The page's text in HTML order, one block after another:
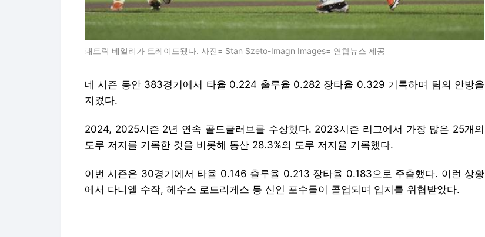
패트릭 베일리가 트레이드됐다. 사진= Stan Szeto-Imagn Images= 연합뉴스 제공
네 시즌 동안 383경기에서 타율 0.224 출루율 0.282 장타율 0.329 기록하며 팀의 안방을
지켰다.
2024, 2025시즌 2년 연속 골드글러브를 수상했다. 2023시즌 리그에서 가장 많은 25개의
도루 저지를 기록한 것을 비롯해 통산 28.3%의 도루 저지율 기록했다.
이번 시즌은 30경기에서 타율 0.146 출루율 0.213 장타율 0.183으로 주춤했다. 이런 상황
에서 다니엘 수작, 헤수스 로드리게스 등 신인 포수들이 콜업되며 입지를 위협받았다.